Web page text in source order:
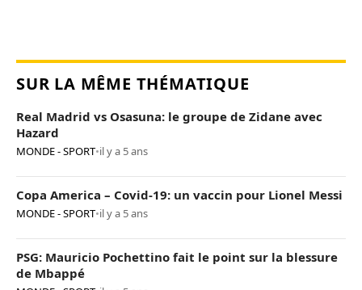
SUR LA MÊME THÉMATIQUE
Real Madrid vs Osasuna: le groupe de Zidane avec
Hazard
MONDE - SPORT•il y a 5 ans
Copa America – Covid-19: un vaccin pour Lionel Messi
MONDE - SPORT•il y a 5 ans
PSG: Mauricio Pochettino fait le point sur la blessure
de Mbappé